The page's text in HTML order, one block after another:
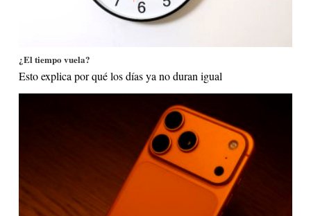
¿El tiempo vuela?
Esto explica por qué los días ya no duran igual